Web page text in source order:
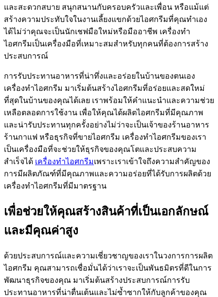
และสะดวกสบาย สนุกสนานกับครอบครัวและเพื่อน หรือแม้แต่
สร้างความประทับใจในงานเลี้ยงแขกด้วยไอศกรีมที่คุณทำเอง
ได้ไม่ว่าคุณจะเป็นนักเชฟมือใหม่หรือมืออาชีพ เครื่องทำ
ไอศกรีมเป็นเครื่องมือที่เหมาะสมสำหรับทุกคนที่ต้องการสร้าง
ประสบการณ์
การรับประทานอาหารที่น่าทึ่งและอร่อยในบ้านของตนเอง
เครื่องทำไอศกรีม มาเริ่มต้นสร้างไอศกรีมที่อร่อยและสดใหม่
ที่สุดในบ้านของคุณได้เลย เราพร้อมให้คำแนะนำและความช่วย
เหลือตลอดการใช้งาน เพื่อให้คุณได้ผลิตไอศกรีมที่มีคุณภาพ
และน่ารับประทานทุกครั้งอย่างไม่ว่าจะเป็นเจ้าของร้านอาหาร
ร้านกาแฟ หรือธุรกิจที่ขายไอศกรีม เครื่องทำไอศกรีมของเรา
เป็นเครื่องมือที่จะช่วยให้ธุรกิจของคุณโตและประสบความ
สำเร็จได้ เครื่องทำไอศกรีมเพราะเราเข้าใจถึงความสำคัญของ
การมีผลิตภัณฑ์ที่มีคุณภาพและความอร่อยที่ได้รับการผลิตด้วย
เครื่องทำไอศกรีมที่มีมาตรฐาน
เพื่อช่วยให้คุณสร้างสินค้าที่เป็นเอกลักษณ์
และมีคุณค่าสูง
ด้วยประสบการณ์และความเชี่ยวชาญของเราในวงการการผลิต
ไอศกรีม คุณสามารถเชื่อมั่นได้ว่าเราจะเป็นพันธมิตรที่ดีในการ
พัฒนาธุรกิจของคุณ มาเริ่มต้นสร้างประสบการณ์การรับ
ประทานอาหารที่น่าตื่นเต้นและไม่ซ้ำซากให้กับลูกค้าของคุณ